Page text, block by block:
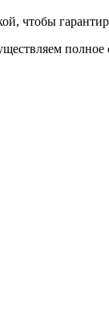
чтобы